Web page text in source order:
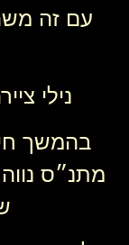
עם זה
נילי
בהמשך
מתנ״ס נווה